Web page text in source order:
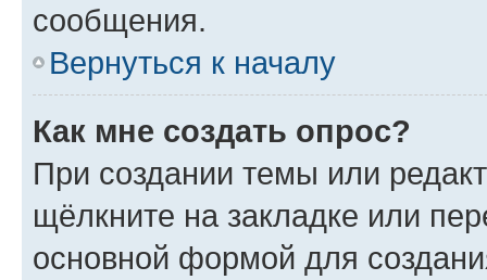
сообщения.
Вернуться к началу
Как мне создать опрос?
При создании темы или
щёлкните на закладке или
основной формой для